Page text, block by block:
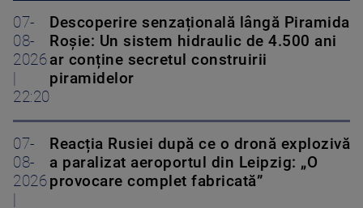
07-
08-
2026
22:20
Descoperire senzațională lângă Piramida
Roșie: Un sistem hidraulic de 4.500 ani
ar conține secretul construirii
piramidelor
07-
08-
2026
Reacția Rusiei după ce o dronă explozivă
a paralizat aeroportul din Leipzig: „O
provocare complet fabricată”